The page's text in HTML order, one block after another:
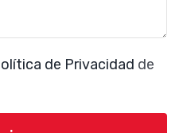
de Privacidad de